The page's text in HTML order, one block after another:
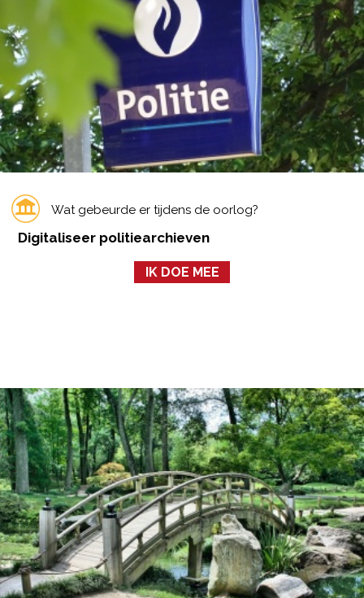
Wat gebeurde er tijdens de oorlog?
Digitaliseer politiearchieven
IK DOE MEE